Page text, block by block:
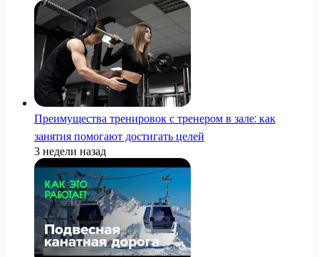
Преимущества тренировок с тренером в зале: как
занятия помогают достигать целей
3 недели назад